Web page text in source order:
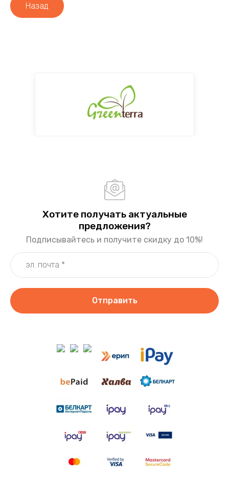
Назад
Хотите получать актуальные
предложения?
Подписывайтесь и получите скидку до 10%!
Отправить